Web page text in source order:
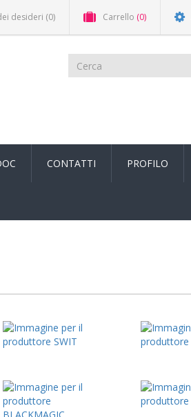
desideri (0) Carrello (0)
CONTATTI PROFILO